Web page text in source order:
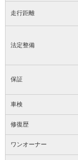
走行距離
法定整備
保証
車検
修復歴
ワンオーナー